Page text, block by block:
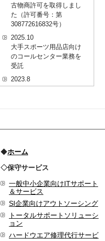
古物商許可を取得しまし
た（許可番号：第
308772616832号）
2025.10
大手スポーツ用品店向け
のコールセンター業務を
受託
2023.8
20代を対象としたWEBセ
2022.9
精算機およびPOSシステ
を受託
2022.2
経営者・決済者限定メデ
ィア「Professional
Online（プロフェッショ
ナルオンライン）」に、
◆ホーム
◇保守サービス
一般中小企業向けITサポート
＆サービス
SI企業向けアウトソーシング
トータルサポートソリューシ
ョン
ハードウエア修理代行サービ